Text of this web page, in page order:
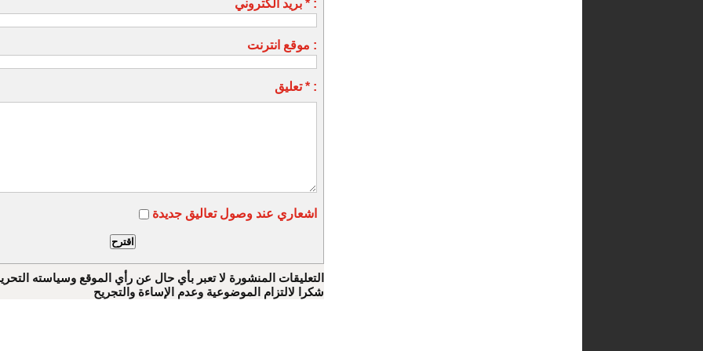
بريد الكتروني * :
موقع انترنت :
تعليق * :
اشعاري عند وصول تعاليق جديدة
التعليقات المنشورة لا تعبر بأي حال عن رأي الموقع وسياسته
شكرا لالتزام الموضوعية وعدم الإساءة والتجريح